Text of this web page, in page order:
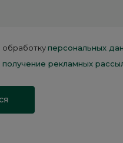
обработкуперсональных
получение рекламных